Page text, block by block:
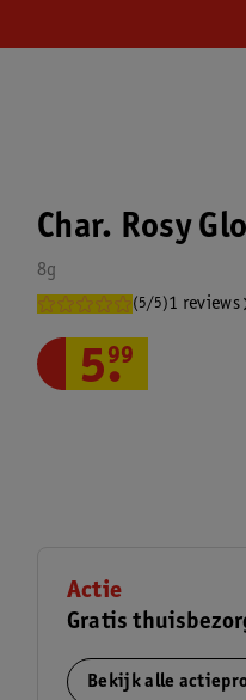
Char. Rosy
8g
(5/5)1 reviews
5.
99
Actie
Gratis
Bekijk alle